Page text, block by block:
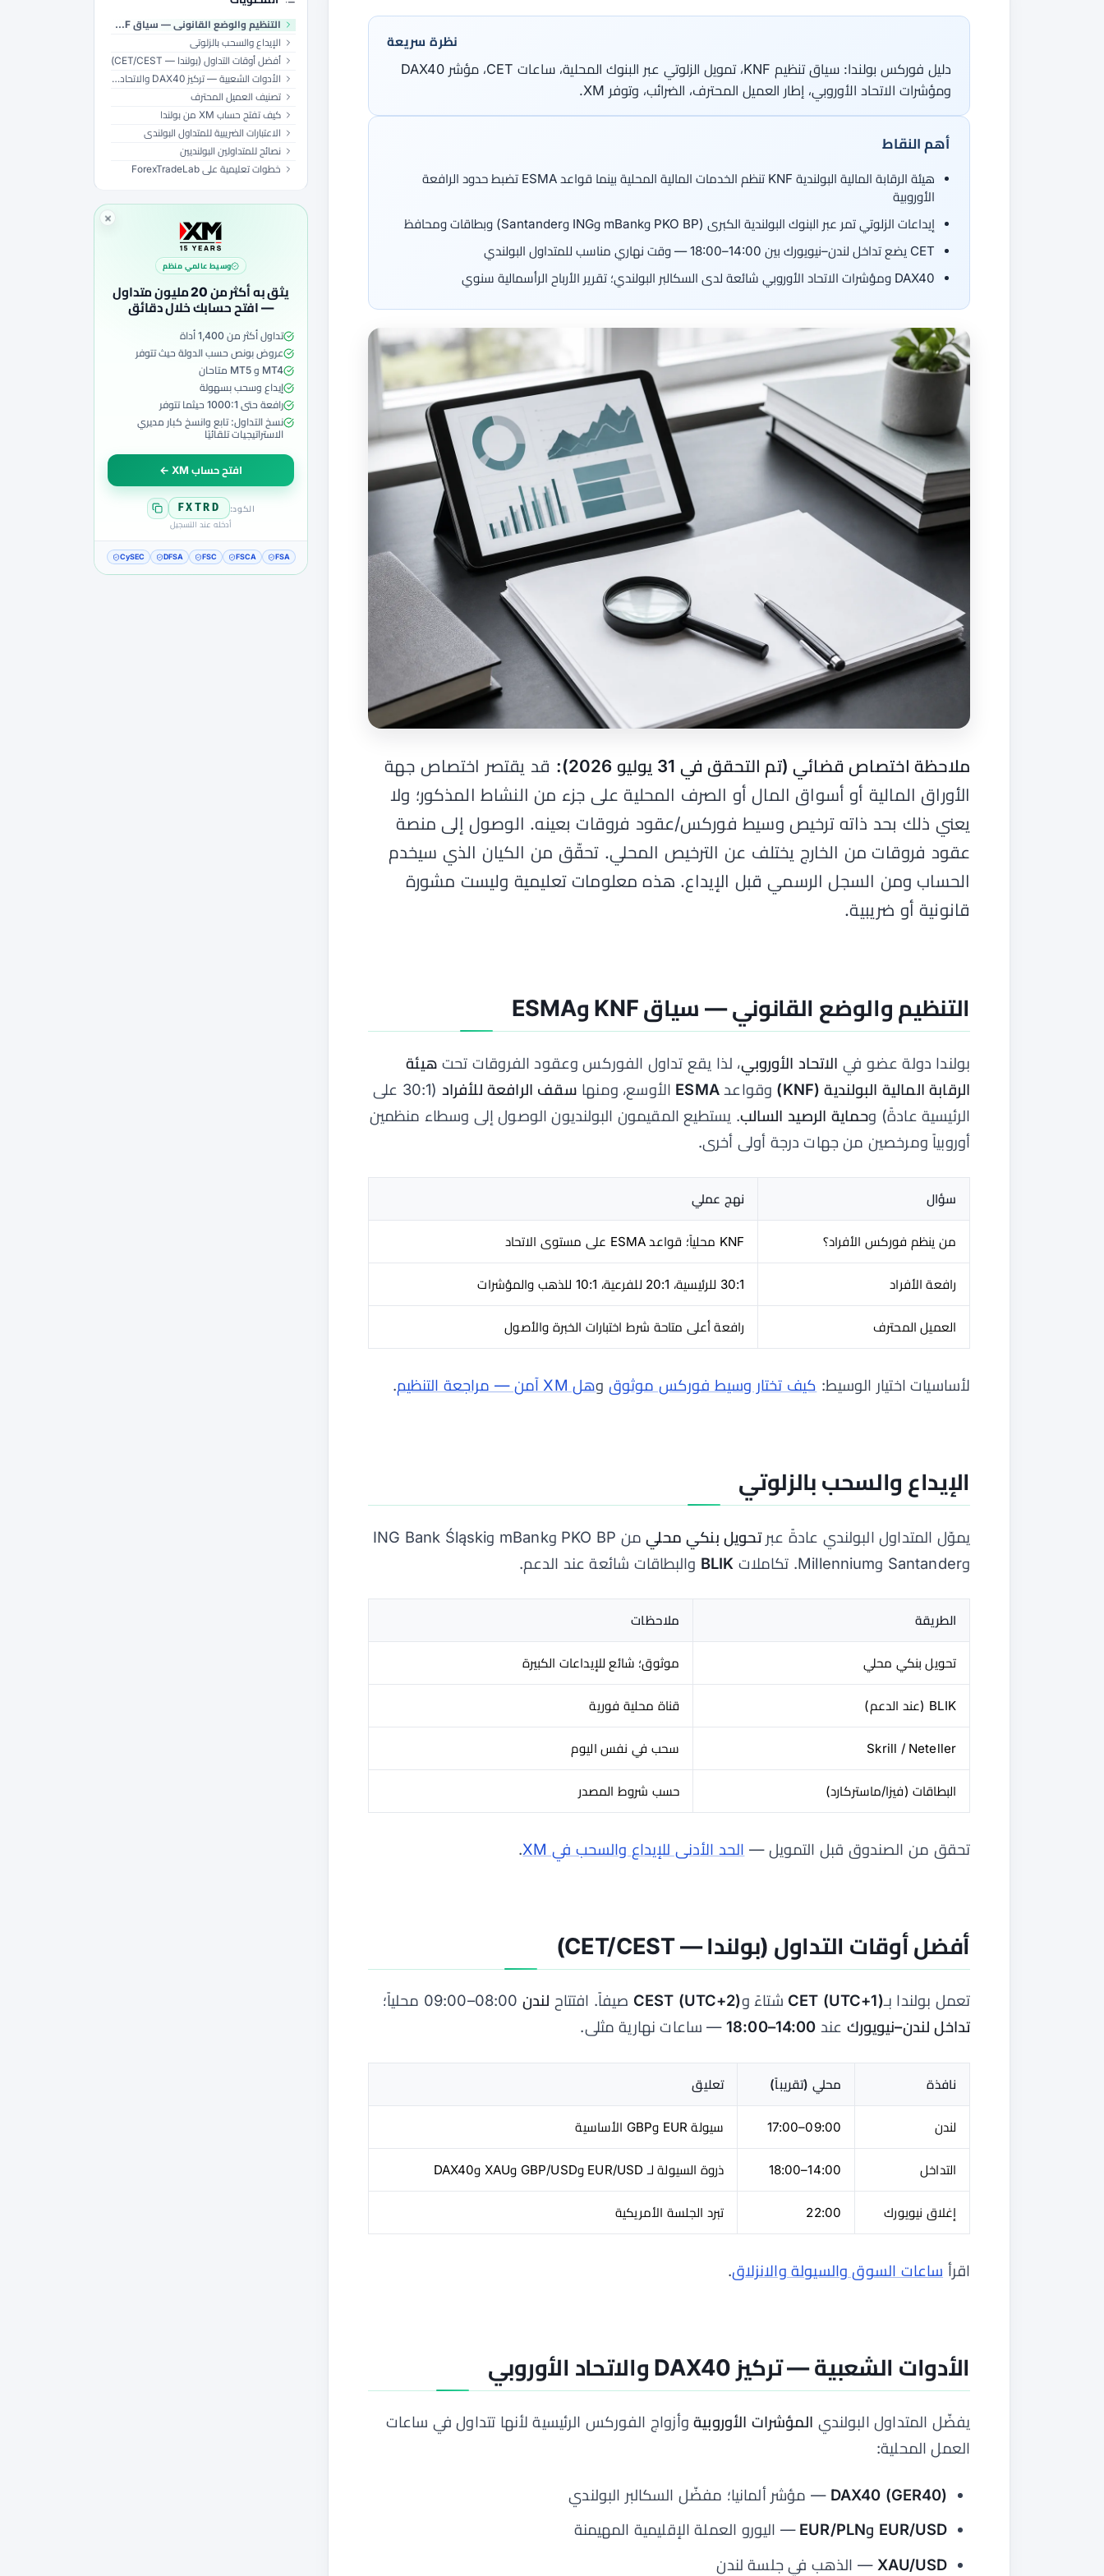
جميع الأدوات
نظرة سريعة
دليل فوركس بولندا: سياق تنظيم KNF، تمويل الزلوتي عبر البنوك المحلية، ساعات CET، مؤشر DAX40
ومؤشرات الاتحاد الأوروبي، إطار العميل المحترف، الضرائب، وتوفر XM.
أهم النقاط
هيئة الرقابة المالية البولندية KNF تنظم الخدمات المالية المحلية بينما قواعد ESMA تضبط حدود الرافعة
الأوروبية
إيداعات الزلوتي تمر عبر البنوك البولندية الكبرى (PKO BP وmBank وING وSantander) وبطاقات ومحافظ
CET يضع تداخل لندن–نيويورك بين 14:00–18:00 — وقت نهاري مناسب للمتداول البولندي
DAX40 ومؤشرات الاتحاد الأوروبي شائعة لدى السكالبر البولندي؛ تقرير الأرباح الرأسمالية سنوي
ملاحظة اختصاص قضائي (تم التحقق في 31 يوليو 2026):
قد يقتصر اختصاص جهة
الأوراق المالية أو أسواق المال أو الصرف المحلية على جزء من النشاط المذكور؛ ولا
يعني ذلك بحد ذاته ترخيص وسيط فوركس/عقود فروقات بعينه. الوصول إلى منصة
عقود فروقات من الخارج يختلف عن الترخيص المحلي. تحقّق من الكيان الذي سيخدم
الحساب ومن السجل الرسمي قبل الإيداع. هذه معلومات تعليمية وليست مشورة
قانونية أو ضريبية.
التنظيم والوضع القانوني — سياق KNF وESMA
بولندا دولة عضو في الاتحاد الأوروبي، لذا يقع تداول الفوركس وعقود الفروقات تحت هيئة
الرقابة المالية البولندية (KNF)
وقواعدESMA الأوسع، ومنها سقف الرافعة للأفراد
(30:1 على
الرئيسية عادةً) وحماية الرصيد السالب. يستطيع المقيمون البولنديون الوصول إلى وسطاء منظمين
أوروبياً ومرخصين من جهات درجة أولى أخرى.
سؤال نهج عملي
من ينظم فوركس الأفراد؟ KNF محلياً؛ قواعد ESMA على مستوى الاتحاد
رافعة الأفراد 30:1 للرئيسية، 20:1 للفرعية، 10:1 للذهب والمؤشرات
العميل المحترف رافعة أعلى متاحة شرط اختبارات الخبرة والأصول
لأساسيات اختيار الوسيط: كيف تختار وسيط فوركس موثوق وهل XM آمن — مراجعة التنظيم .
الإيداع والسحب بالزلوتي
يموّل المتداول البولندي عادةً عبرتحويل بنكي محلي
من PKO BP وmBank وING Bank Śląski
وSantander وMillennium. تكاملات
BLIK والبطاقات شائعة عند الدعم.
الطريقة ملاحظات
تحويل بنكي محلي موثوق؛ شائع للإيداعات الكبيرة
BLIK (عند الدعم) قناة محلية فورية
Skrill / Neteller سحب في نفس اليوم
البطاقات (فيزا/ماستركارد) حسب شروط المصدر
تحقق من الصندوق قبل التمويل — الحد الأدنى للإيداع والسحب في XM .
أفضل أوقات التداول (بولندا — CET/CEST)
تعمل بولندا بـCET (UTC+1) شتاءً وCEST (UTC+2) صيفاً. افتتاح لندن
تداخل لندن–نيويورك عند 14:00–18:00 — ساعات نهارية مثلى.
نافذة محلي (تقريباً) تعليق
لندن 09:00–17:00 سيولة EUR وGBP الأساسية
التداخل 14:00–18:00 ذروة السيولة لـ EUR/USD وGBP/USD وXAU وDAX40
إغلاق نيويورك 22:00 تبرد الجلسة الأمريكية
اقرأ ساعات السوق والسيولة والانزلاق.
الأدوات الشعبية — تركيز DAX40 والاتحاد الأوروبي
يفضّل المتداول البولندي المؤشرات الأوروبيةوأزواج الفوركس الرئيسية لأنها تتداول في ساعات
العمل المحلية:
DAX40 (GER40) — مؤشر ألمانيا؛ مفضّل السكالبر البولندي
EUR/USD وEUR/PLN
— اليورو العملة الإقليمية المهيمنة
XAU/USD — الذهب في جلسة لندن
التنظيم والوضع القانوني — سياق KNF وESMA
الإيداع والسحب بالزلوتي
أفضل أوقات التداول (بولندا — CET/CEST)
الأدوات الشعبية — تركيز DAX40 والاتحاد الأوروبي
تصنيف العميل المحترف
كيف تفتح حساب XM من بولندا
الاعتبارات الضريبية للمتداول البولندي
نصائح للمتداولين البولنديين
خطوات تعليمية على ForexTradeLab
وسيط عالمي منظم
يثق به أكثر من 20 مليون متداول
— افتح حسابك خلال دقائق
تداول أكثر من 1,400 أداة
عروض بونص حسب الدولة حيث تتوفر
MT4 و MT5 متاحان
إيداع وسحب بسهولة
رافعة حتى 1000:1 حيثما تتوفر
نسخ التداول: تابع وانسخ كبار مديري
الاستراتيجيات تلقائيًا
افتح حساب XM ←
الكود: FXTRD
أدخله عند التسجيل
CySEC DFSA FSC FSCA FSA